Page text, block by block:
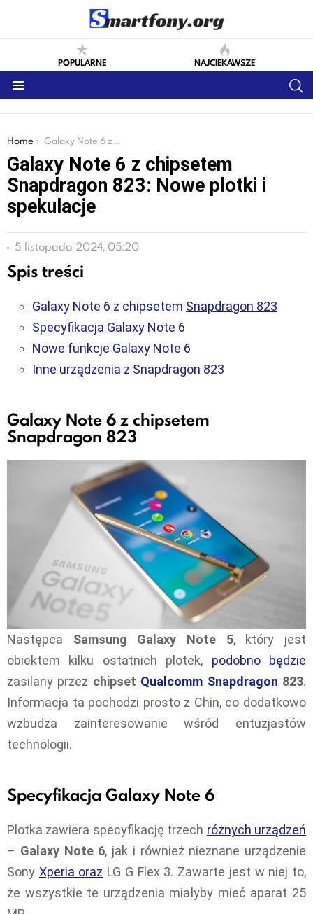
POPULARNE NAJCIEKAWSZE
You are here:
Home Galaxy Note 6 z chipsetem Snapdragon 823: Nowe plotki i spekulacje
Galaxy Note 6 z chipsetem
Snapdragon 823: Nowe plotki i
spekulacje
5 listopada 2024, 05:20
Spis treści
Galaxy Note 6 z chipsetem Snapdragon 823
Specyfikacja Galaxy Note 6
Nowe funkcje Galaxy Note 6
Inne urządzenia z Snapdragon 823
Galaxy Note 6 z chipsetem
Snapdragon 823
Następca Samsung Galaxy Note 5, który jest
obiektem kilku ostatnich plotek, podobno będzie
zasilany przez chipset Qualcomm Snapdragon 823.
Informacja ta pochodzi prosto z Chin, co dodatkowo
wzbudza zainteresowanie wśród entuzjastów
technologii.
Specyfikacja Galaxy Note 6
Plotka zawiera specyfikację trzech różnych urządzeń
– Galaxy Note 6, jak i również nieznane urządzenie
Sony Xperia oraz LG G Flex 3. Zawarte jest w niej to,
że wszystkie te urządzenia miałyby mieć aparat 25